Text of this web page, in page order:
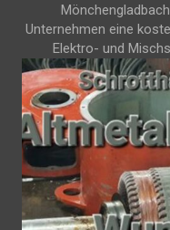
Unternehmen eine
Elektro- und